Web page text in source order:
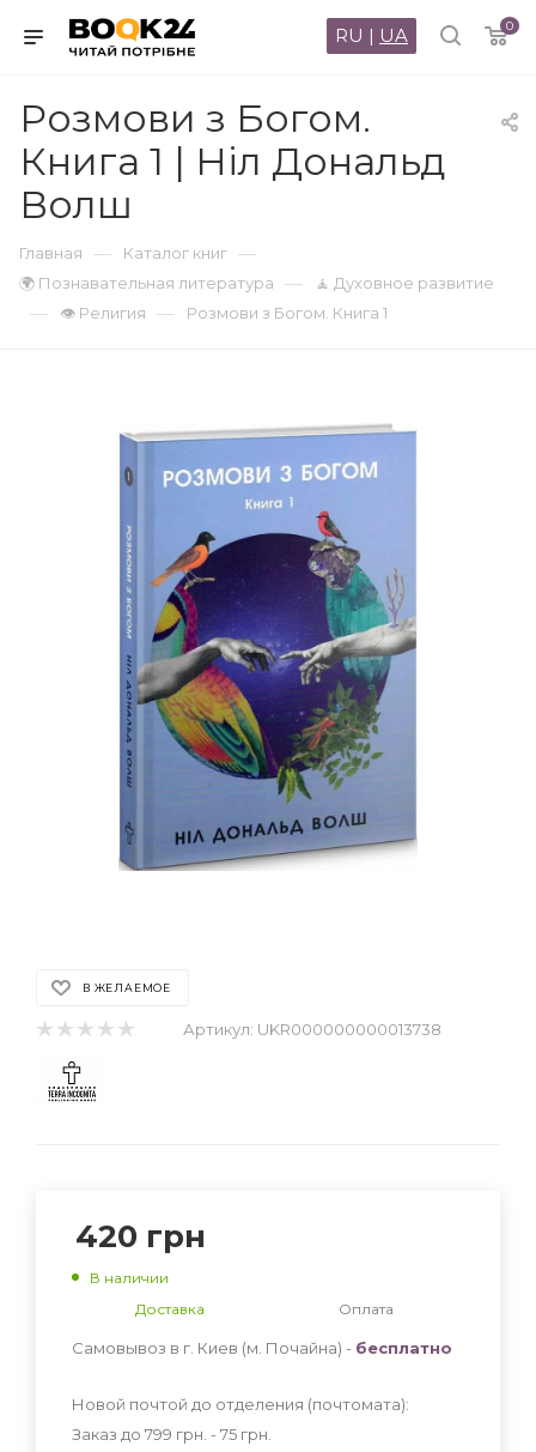
0
RU | UA
Розмови з Богом.
Книга 1 | Ніл Дональд
Волш
Главная — Каталог книг —
🌍 Познавательная литература — 🧘 Духовное развитие
— 👁 Религия — Розмови з Богом. Книга 1
В ЖЕЛАЕМОЕ
Артикул: UKR000000000013738
420 грн
В наличии
Доставка
Оплата
Самовывоз в г. Киев (м. Почайна) - бесплатно
Новой почтой до отделения (почтомата):
Заказ до 799 грн. - 75 грн